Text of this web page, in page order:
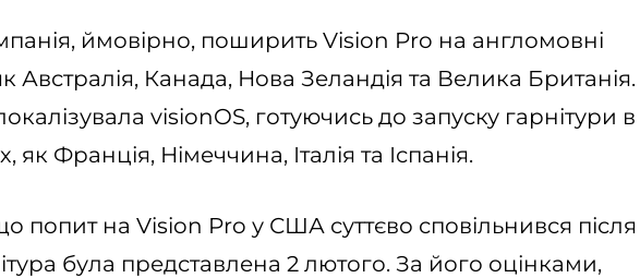
ймовірно, поширить Vision Pro на англомовні
Австралія, Канада, Нова Зеландія та Велика Британія.
visionOS, готуючись до запуску гарнітури в
як Франція, Німеччина, Італія та Іспанія.
попит на Vision Pro у США суттєво сповільнився після
була представлена ​​2 лютого. За його оцінками,